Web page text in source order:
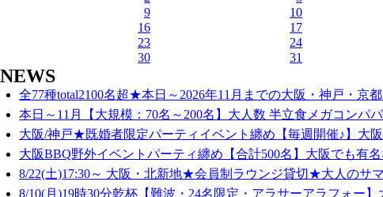
9
10
16
17
23
24
30
31
NEWS
全77種total2100名超★本日～2026年11月までの大阪・神戸・京
本日～11月【大規模：70名～200名】大人数 半立食メガコンパ
大阪/神戸★既婚者限定パーティイベント纏め【毎週開催♪】大
大阪BBQ野外イベントパーティ纏め【合計500名】大阪でも有
8/22(土)17:30～ 大阪・北新地★会員制ラウンジ貸切★大人のサ
8/10(月)19時30分乾杯【難波・24名限定・アラサーアラフォー】